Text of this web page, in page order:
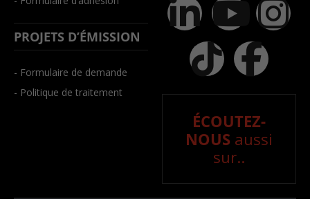
PROJETS D’ÉMISSION
- Formulaire de demande
- Politique de traitement
ÉCOUTEZ-
NOUS aussi
sur..